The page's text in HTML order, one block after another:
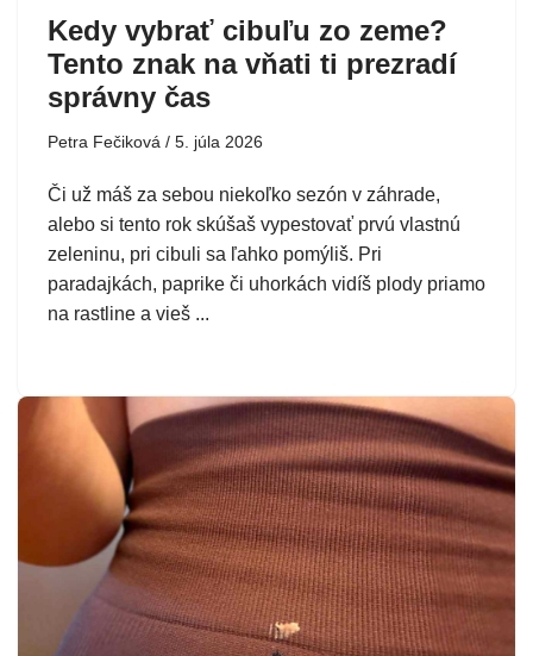
Kedy vybrať cibuľu zo zeme?
Tento znak na vňati ti prezradí
správny čas
Petra Fečiková 5. júla 2026
Či už máš za sebou niekoľko sezón v záhrade,
alebo si tento rok skúšaš vypestovať prvú vlastnú
zeleninu, pri cibuli sa ľahko pomýliš. Pri
paradajkách, paprike či uhorkách vidíš plody priamo
na rastline a vieš ...